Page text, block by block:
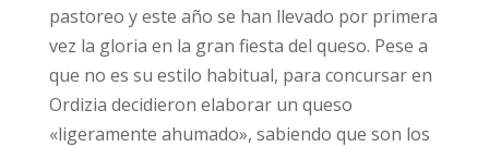
pastoreo y este año se han llevado por primera
vez la gloria en la gran fiesta del queso. Pese a
que no es su estilo habitual, para concursar en
Ordizia decidieron elaborar un queso
«ligeramente ahumado», sabiendo que son los